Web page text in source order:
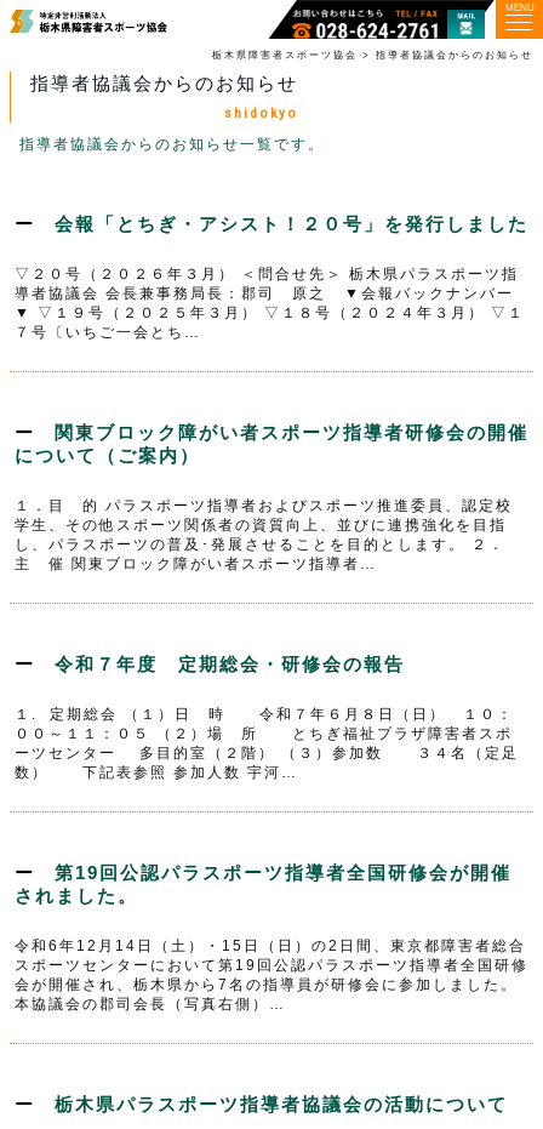
MENU
栃木県障害者スポーツ協会 > 指導者協議会からのお知らせ
指導者協議会からのお知らせ
shidokyo
指導者協議会からのお知らせ一覧です。
会報「とちぎ・アシスト！２０号」を発行しました
▽２０号（２０２６年３月） ＜問合せ先＞ 栃木県パラスポーツ指
導者協議会 会長兼事務局長：郡司 原之 ▼会報バックナンバー
▼ ▽１９号（２０２５年３月） ▽１８号（２０２４年３月） ▽１
７号〔いちご一会とち…
関東ブロック障がい者スポーツ指導者研修会の開催
について（ご案内）
１．目 的 パラスポーツ指導者およびスポーツ推進委員、認定校
学生、その他スポーツ関係者の資質向上、並びに連携強化を目指
し、パラスポーツの普及･発展させることを目的とします。 ２．
主 催 関東ブロック障がい者スポーツ指導者…
令和７年度 定期総会・研修会の報告
１. 定期総会 （１）日 時 令和７年６月８日（日） １０：
００～１１：０５ （２）場 所 とちぎ福祉プラザ障害者スポ
ーツセンター 多目的室（２階） （３）参加数 ３４名（定足
数） 下記表参照 参加人数 宇河…
第19回公認パラスポーツ指導者全国研修会が開催
されました。
令和6年12月14日（土）・15日（日）の2日間、東京都障害者総合
スポーツセンターにおいて第19回公認パラスポーツ指導者全国研修
会が開催され、栃木県から7名の指導員が研修会に参加しました。
本協議会の郡司会長（写真右側）…
栃木県パラスポーツ指導者協議会の活動について